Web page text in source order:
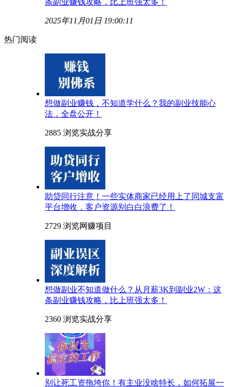
2025年11月01日 19:00:11
热门阅读
想做副业赚钱，不知道学什么？我的副业技能心
法，全盘公开！
2885 浏览实战分享
助贷同行注意！一些实体商家已经用上了同城支富
平台增收，客户资源别白白浪费了！
2729 浏览网赚项目
想做副业不知道做什么？从月薪3K到副业2W：这
条副业赚钱攻略，比上班强太多！
2360 浏览实战分享
别让死工资拖垮你！有主业没啥特长，如何拓展一